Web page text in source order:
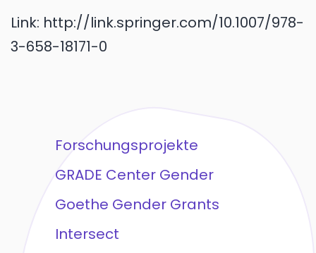
Link: http://link.springer.com/10.1007/978-
3-658-18171-0
Forschungsprojekte
GRADE Center Gender
Goethe Gender Grants
Intersect